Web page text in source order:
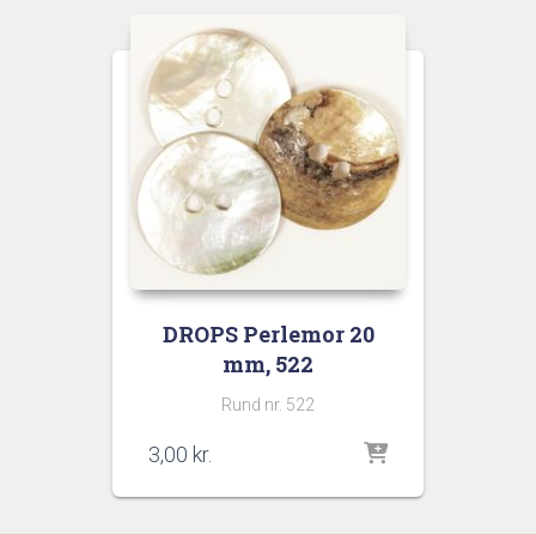
DROPS Perlemor 20
mm, 522
Rund nr. 522
3,00 kr.